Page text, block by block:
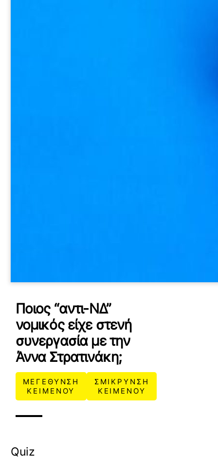
Ποιος “αντι-ΝΔ”
νομικός είχε στενή
συνεργασία με την
Άννα Στρατινάκη;
ΜΕΓΕΘΥΝΣΗ
ΚΕΙΜΕΝΟΥ
ΣΜΙΚΡΥΝΣΗ
ΚΕΙΜΕΝΟΥ
Quiz